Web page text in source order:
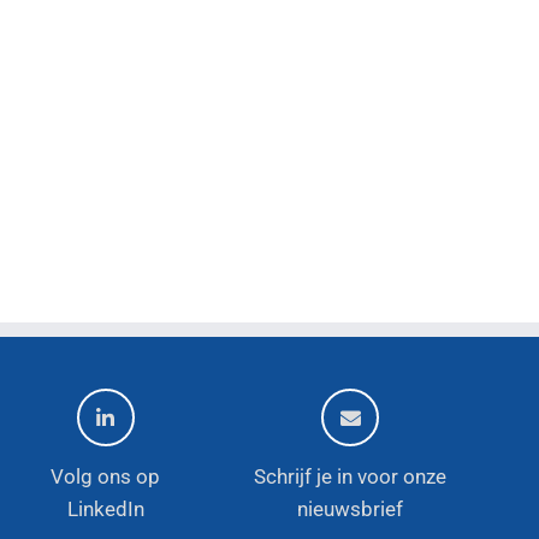
Volg ons op
LinkedIn
Schrijf je in voor onze
nieuwsbrief